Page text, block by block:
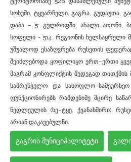
სოხუმი, ტყვარჩელი, გაგრა, გუდაუთა,
დაბა – 5: გულრიფში, ახალი ათონი,
სოფელი - 514. რეგიონის ხელსაყრელი
უშუალოდ ესაზღვრება რუსეთის
შეიძლებოდა ყოფილიყო ერთ–ერთი
მაგრამ კონფლიქტის შედეგად
სამრეწველო და სასოფლო–სამეურნეო
ფუნქციონირებს რამდენიმე მცირე
ნედლეულის (ხე–ტყე, ქვანახშირი)
არიან დაკავებულნი.
გაგრის მუნიციპალიტეტი